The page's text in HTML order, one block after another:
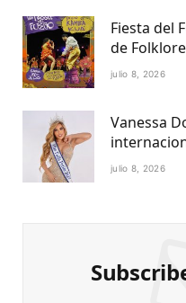
Fiesta del
de
Centro
julio 8, 2026
Vanessa
Petite 2027
julio 8, 2026